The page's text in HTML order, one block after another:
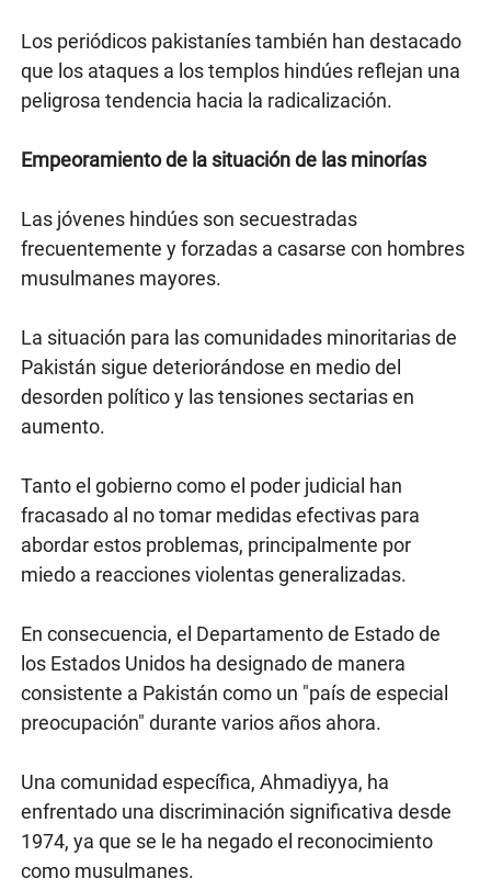
Los periódicos pakistaníes también han destacado
que los ataques a los templos hindúes reflejan una
peligrosa tendencia hacia la radicalización.
Empeoramiento de la situación de las minorías
Las jóvenes hindúes son secuestradas
frecuentemente y forzadas a casarse con hombres
musulmanes mayores.
La situación para las comunidades minoritarias de
Pakistán sigue deteriorándose en medio del
desorden político y las tensiones sectarias en
aumento.
Tanto el gobierno como el poder judicial han
fracasado al no tomar medidas efectivas para
abordar estos problemas, principalmente por
miedo a reacciones violentas generalizadas.
En consecuencia, el Departamento de Estado de
los Estados Unidos ha designado de manera
consistente a Pakistán como un "país de especial
preocupación" durante varios años ahora.
Una comunidad específica, Ahmadiyya, ha
enfrentado una discriminación significativa desde
1974, ya que se le ha negado el reconocimiento
como musulmanes.